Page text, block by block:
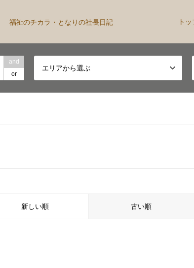
福祉のチカラ・となりの社長日記 ト
and
or
エリアから選ぶ
新しい順 古い順